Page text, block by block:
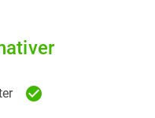
check_circle